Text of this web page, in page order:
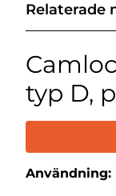
Relaterade
typ D,
Användning: